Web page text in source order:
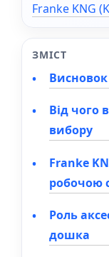
Franke KNG
ЗМІСТ
Висновок
Від чого
вибору
Franke
робочою
Роль
дошка